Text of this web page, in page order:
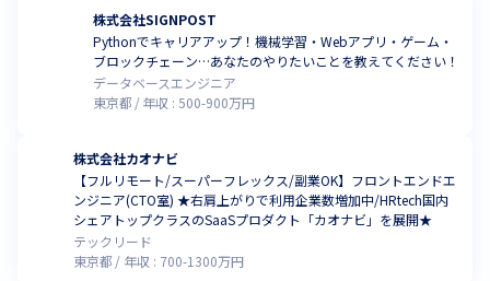
株式会社SIGNPOST
Pythonでキャリアアップ！機械学習・Webアプリ・ゲーム・
ブロックチェーン…あなたのやりたいことを教えてください！
データベースエンジニア
東京都
年収 :500-900万円
株式会社カオナビ
【フルリモート/スーパーフレックス/副業OK】フロントエンドエ
ンジニア(CTO室) ★右肩上がりで利用企業数増加中/HRtech国内
シェアトップクラスのSaaSプロダクト「カオナビ」を展開★
テックリード
東京都
年収 : 700-1300万円